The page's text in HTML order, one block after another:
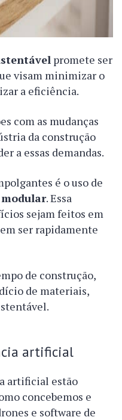
promete ser
visam minimizar o
a eficiência.
com as mudanças
da construção
a essas demandas.
é o uso de
. Essa
sejam feitos em
ser rapidamente
de construção,
de materiais,
artificial
artificial estão
concebemos e
e software de